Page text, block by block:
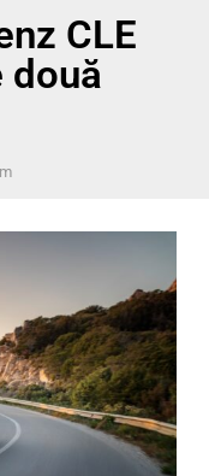
CLE
două